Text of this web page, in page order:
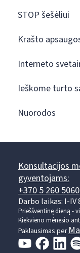
STOP šešėliui
Krašto
Interneto
Ieškome turto
Nuorodos
Konsultacijos
gyventojams:
+370 5 260 5060
Darbo laikas: I-IV
Prieššventinę dieną -
Kiekvieno mėnesio
Paklausimas per